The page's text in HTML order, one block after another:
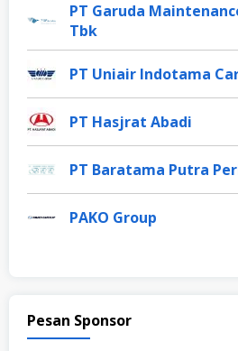
PT Garuda
Tbk
PT Uniair Indotama
PT Hasjrat Abadi
PT Baratama Putra
PAKO Group
Pesan Sponsor